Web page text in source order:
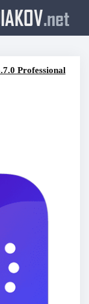
.net
Professional